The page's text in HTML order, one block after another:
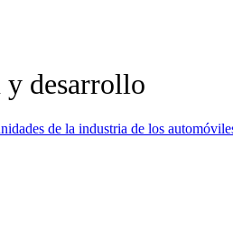
desarrollo